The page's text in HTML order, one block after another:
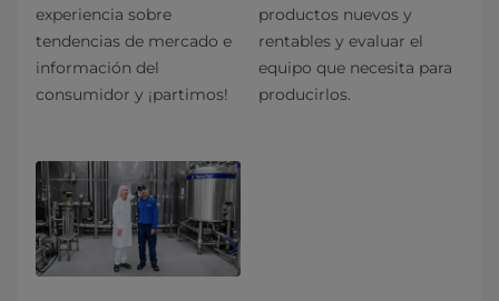
experiencia sobre
tendencias de mercado e
información del
consumidor y ¡partimos!
productos nuevos y
rentables y evaluar el
equipo que necesita para
producirlos.